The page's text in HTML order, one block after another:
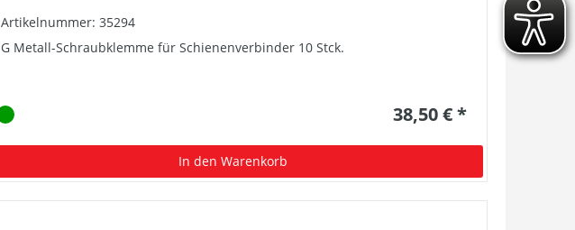
Artikelnummer: 35294
G Metall-Schraubklemme für Schienenverbinder 10 Stck.
38,50 € *
In den Warenkorb